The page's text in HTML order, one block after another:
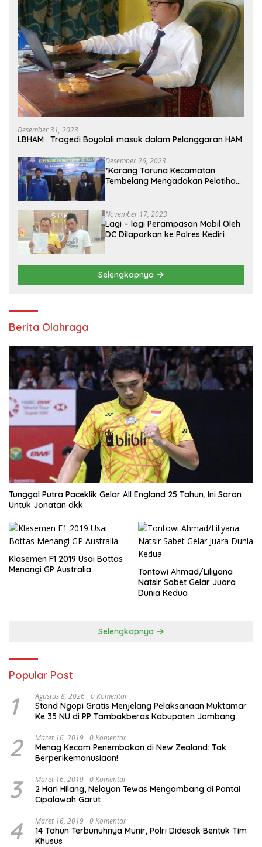
Desember 31, 2023
LBHAM : Tragedi Boyolali masuk dalam Pelanggaran HAM
Desember 26, 2023
*Karang Taruna Kecamatan
Tembelang Mengadakan Pelatihan
November 17, 2023
Lagi – lagi Perampasan Mobil Oleh
DC Dilaporkan ke Polres Kediri
Selengkapnya
Berita Olahraga
Tunggal Putra Paceklik Gelar All England 25 Tahun, Ini Saran
Untuk Jonatan dkk
Klasemen F1 2019 Usai Bottas
Menangi GP Australia
Tontowi Ahmad/Liliyana
Natsir Sabet Gelar Juara
Dunia Kedua
Selengkapnya
Popular Post
1 Agustus 8, 2026 0 Komentar
Stand Ngopi Gratis Menjelang Pelaksanaan Muktamar
Ke 35 NU di PP Tambakberas Kabupaten Jombang
2 Maret 16, 2019 0 Komentar
Menag Kecam Penembakan di New Zealand: Tak
Berperikemanusiaan!
3 Maret 16, 2019 0 Komentar
2 Hari Hilang, Nelayan Tewas Mengambang di Pantai
Cipalawah Garut
4 Maret 16, 2019 0 Komentar
14 Tahun Terbunuhnya Munir, Polri Didesak Bentuk Tim
Khusus